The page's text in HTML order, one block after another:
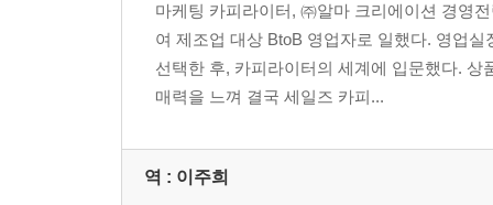
마케팅 카피라이터, ㈜알마 크리에이션 경영
여 제조업 대상 BtoB 영업자로 일했다. 영업
선택한 후, 카피라이터의 세계에 입문했다.
매력을 느껴 결국 세일즈 카피...
역 : 이주희